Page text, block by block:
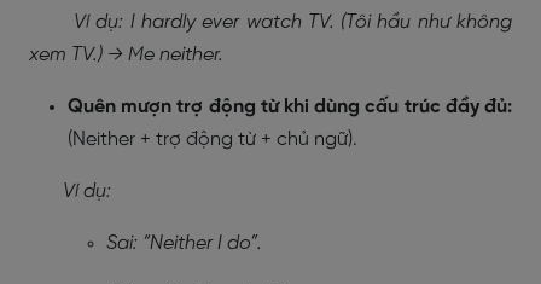
Ví dụ: I hardly ever watch TV. (Tôi hầu như không
xem TV.) → Me neither.
Quên mượn trợ động từ khi dùng cấu trúc đầy đủ:
(Neither + trợ động từ + chủ ngữ).
Ví dụ:
Sai: “Neither I do”.